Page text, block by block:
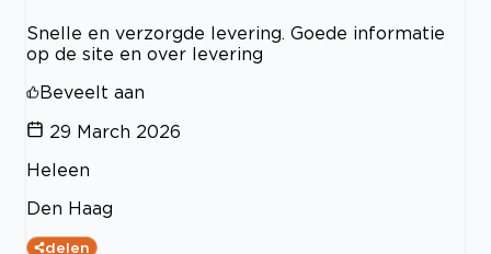
Snelle en verzorgde levering. Goede informatie
op de site en over levering
Beveelt aan
29 March 2026
Heleen
Den Haag
delen